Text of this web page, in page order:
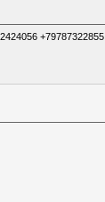
+79787322855